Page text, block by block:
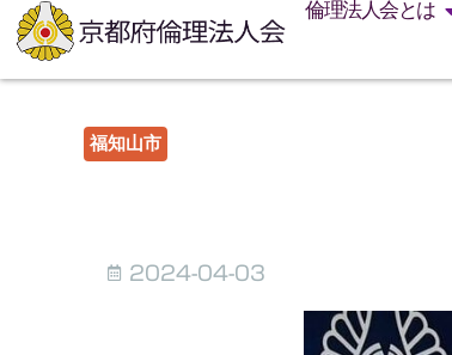
倫理法人会とは
福知山市
2024-04-03